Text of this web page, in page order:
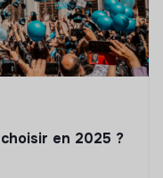
en 2025 ?